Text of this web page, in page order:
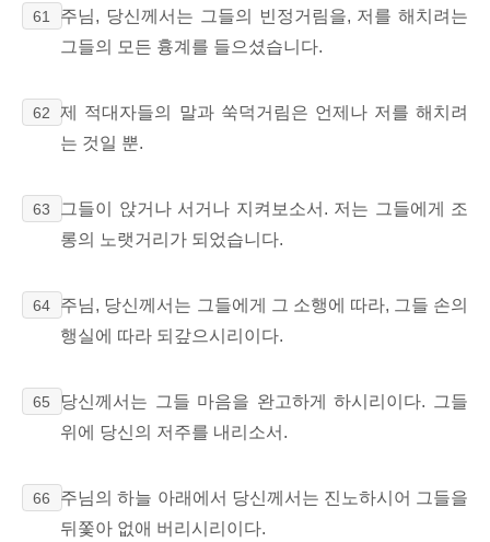
61
주님, 당신께서는 그들의 빈정거림을, 저를 해치려는
그들의 모든 흉계를 들으셨습니다.
62 제 적대자들의 말과쑥덕거림은 언제나 저를 해치려
는 것일 뿐.
63
그들이 앉거나 서거나 지켜보소서. 저는 그들에게 조
롱의 노랫거리가 되었습니다.
64
주님, 당신께서는 그들에게 그 소행에 따라, 그들 손의
행실에 따라 되갚으시리이다.
65 당신께서는 그들 마음을 완고하게 하시리이다. 그들
위에 당신의 저주를 내리소서.
66 주님의 하늘 아래에서 당신께서는 진노하시어 그들을
뒤쫓아 없애 버리시리이다.